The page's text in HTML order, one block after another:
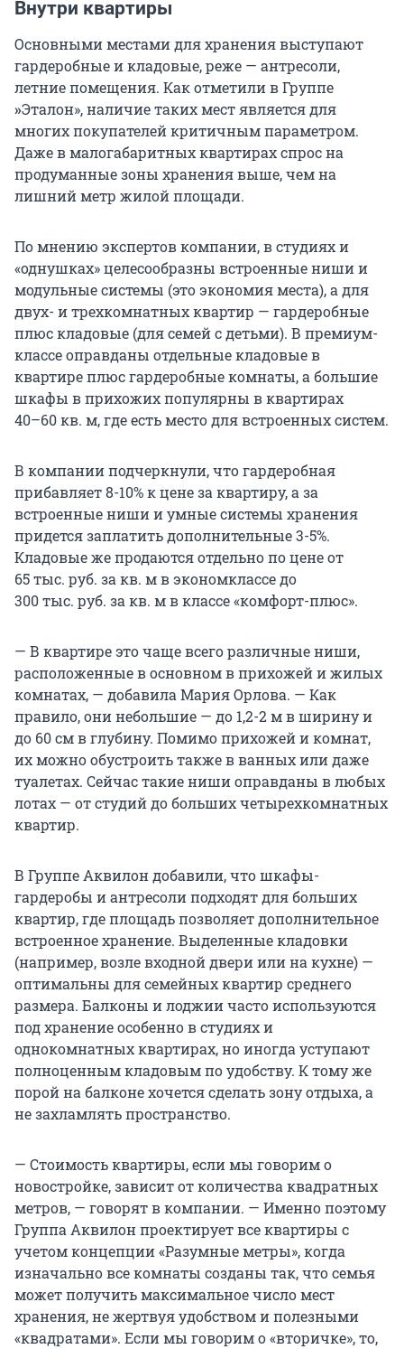
Внутри квартиры
Основными местами для хранения выступают
гардеробные и кладовые, реже — антресоли,
летние помещения. Как отметили в Группе
»Эталон», наличие таких мест является для
многих покупателей критичным параметром.
Даже в малогабаритных квартирах спрос на
продуманные зоны хранения выше, чем на
лишний метр жилой площади.
По мнению экспертов компании, в студиях и
«однушках» целесообразны встроенные ниши и
модульные системы (это экономия места), а для
двух- и трехкомнатных квартир — гардеробные
плюс кладовые (для семей с детьми). В премиум-
классе оправданы отдельные кладовые в
квартире плюс гардеробные комнаты, а большие
шкафы в прихожих популярны в квартирах
40–60 кв. м, где есть место для встроенных систем.
В компании подчеркнули, что гардеробная
прибавляет 8-10% к цене за квартиру, а за
встроенные ниши и умные системы хранения
придется заплатить дополнительные 3-5%.
Кладовые же продаются отдельно по цене от
65 тыс. руб. закв. мв экономклассе до
300 тыс. руб. закв. мв классе «комфорт-плюс».
— В квартире это чаще всего различные ниши,
расположенные в основном в прихожей и жилых
комнатах, — добавила Мария Орлова. — Как
правило, они небольшие — до 1,2-2 мв ширину и
до 60 смв глубину. Помимо прихожей и комнат,
их можно обустроить также в ванных или даже
туалетах. Сейчас такие ниши оправданы в любых
лотах — от студий до больших четырехкомнатных
квартир.
В Группе Аквилон добавили, что шкафы-
гардеробы и антресоли подходят для больших
квартир, где площадь позволяет дополнительное
встроенное хранение. Выделенные кладовки
(например, возле входной двери или на кухне) —
оптимальны для семейных квартир среднего
размера. Балконы и лоджии часто используются
под хранение особенно в студиях и
однокомнатных квартирах, но иногда уступают
полноценным кладовым по удобству. К тому же
порой на балконе хочется сделать зону отдыха, а
не захламлять пространство.
— Стоимость квартиры, если мы говорим о
новостройке, зависит от количества квадратных
метров, — говорят в компании. — Именно поэтому
Группа Аквилон проектирует все квартиры с
учетом концепции «Разумные метры», когда
изначально все комнаты созданы так, что семья
может получить максимальное число мест
хранения, не жертвуя удобством и полезными
«квадратами». Если мы говорим о «вторичке», то,